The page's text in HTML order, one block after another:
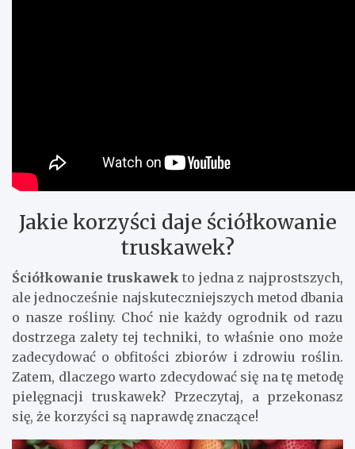
Jakie korzyści daje ściółkowanie
truskawek?
Ściółkowanie truskawek to jedna z najprostszych,
ale jednocześnie najskuteczniejszych metod dbania
o nasze rośliny. Choć nie każdy ogrodnik od razu
dostrzega zalety tej techniki, to właśnie ono może
zadecydować o obfitości zbiorów i zdrowiu roślin.
Zatem, dlaczego warto zdecydować się na tę metodę
pielęgnacji truskawek? Przeczytaj, a przekonasz
się, że korzyści są naprawdę znaczące!